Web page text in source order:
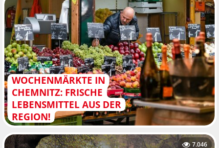
WOCHENMÄRKTE IN
CHEMNITZ: FRISCHE
LEBENSMITTEL AUS DER
REGION!
7.046